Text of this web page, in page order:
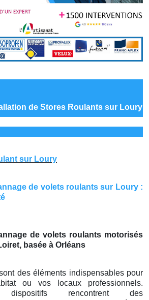
de Stores Roulants sur Loury
sur Loury
de volets roulants sur Loury :
de volets roulants motorisés
basée à Orléans
des éléments indispensables pour
ou vos locaux professionnels.
rencontrent des